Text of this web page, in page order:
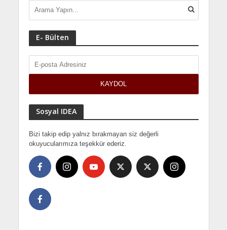
E- Bülten
Sosyal IDEA
Bizi takip edip yalnız bırakmayan siz değerli
okuyucularımıza teşekkür ederiz.